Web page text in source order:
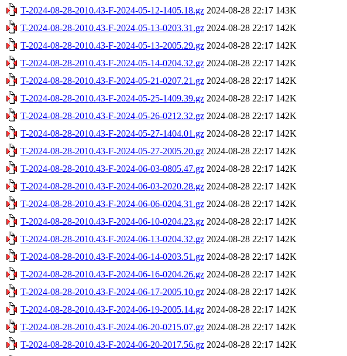
T-2024-08-28-2010.43-F-2024-05-12-1405.18.gz 2024-08-28 22:17 143K
T-2024-08-28-2010.43-F-2024-05-13-0203.31.gz 2024-08-28 22:17 142K
T-2024-08-28-2010.43-F-2024-05-13-2005.29.gz 2024-08-28 22:17 142K
T-2024-08-28-2010.43-F-2024-05-14-0204.32.gz 2024-08-28 22:17 142K
T-2024-08-28-2010.43-F-2024-05-21-0207.21.gz 2024-08-28 22:17 142K
T-2024-08-28-2010.43-F-2024-05-25-1409.39.gz 2024-08-28 22:17 142K
T-2024-08-28-2010.43-F-2024-05-26-0212.32.gz 2024-08-28 22:17 142K
T-2024-08-28-2010.43-F-2024-05-27-1404.01.gz 2024-08-28 22:17 142K
T-2024-08-28-2010.43-F-2024-05-27-2005.20.gz 2024-08-28 22:17 142K
T-2024-08-28-2010.43-F-2024-06-03-0805.47.gz 2024-08-28 22:17 142K
T-2024-08-28-2010.43-F-2024-06-03-2020.28.gz 2024-08-28 22:17 142K
T-2024-08-28-2010.43-F-2024-06-06-0204.31.gz 2024-08-28 22:17 142K
T-2024-08-28-2010.43-F-2024-06-10-0204.23.gz 2024-08-28 22:17 142K
T-2024-08-28-2010.43-F-2024-06-13-0204.32.gz 2024-08-28 22:17 142K
T-2024-08-28-2010.43-F-2024-06-14-0203.51.gz 2024-08-28 22:17 142K
T-2024-08-28-2010.43-F-2024-06-16-0204.26.gz 2024-08-28 22:17 142K
T-2024-08-28-2010.43-F-2024-06-17-2005.10.gz 2024-08-28 22:17 142K
T-2024-08-28-2010.43-F-2024-06-19-2005.14.gz 2024-08-28 22:17 142K
T-2024-08-28-2010.43-F-2024-06-20-0215.07.gz 2024-08-28 22:17 142K
T-2024-08-28-2010.43-F-2024-06-20-2017.56.gz 2024-08-28 22:17 142K